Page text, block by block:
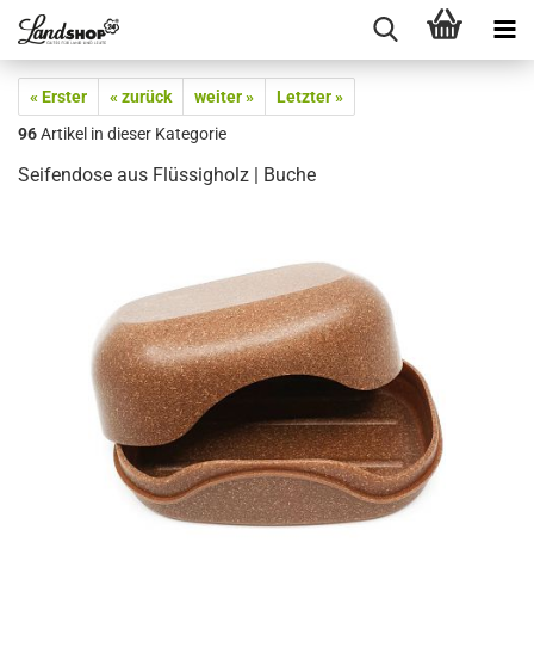
« Erster « zurück weiter »
Letzter »
96Artikel in dieser Kategorie
Seifendose aus Flüssigholz | Buche